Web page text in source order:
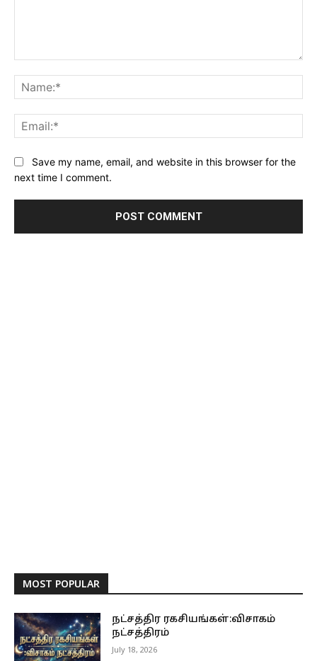
Website:Save my name, email, and website in this browser for the
next time I comment.
MOST POPULAR
நட்சத்திர ரகசியங்கள்:விசாகம்
நட்சத்திரம்
July 18, 2026